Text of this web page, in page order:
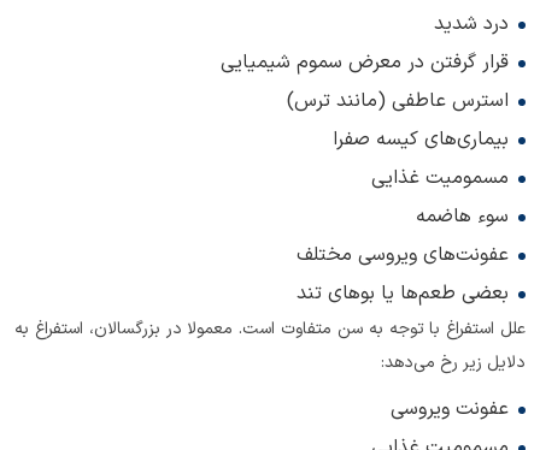
درد شدید
قرار گرفتن در معرض سموم شیمیایی
استرس عاطفی (مانند ترس)
بیماری‌های کیسه صفرا
مسمومیت غذایی
سوء هاضمه
عفونت‌های ویروسی مختلف
بعضی طعم‌ها یا بوهای تند
علل استفراغ با توجه به سن متفاوت است. معمولا در بزرگسالان، استفراغ به
دلایل زیر رخ می‌دهد:
عفونت ویروسی